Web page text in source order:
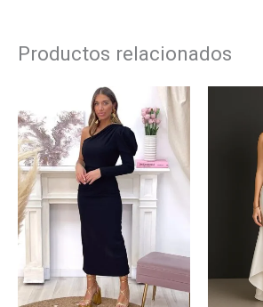
Productos relacionados